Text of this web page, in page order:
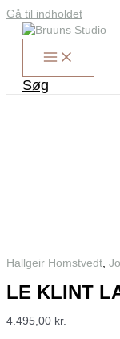
Gå til indholdet
Søg
Hallgeir Homstvedt,
LE KLINT
4.495,00 kr.